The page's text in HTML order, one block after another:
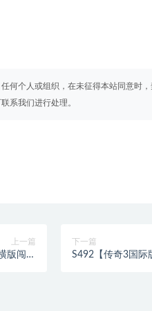
何个人或组织，在未征得本站同意时
系我们进行处理。
上一篇
版闯关
下一篇
S492【传奇3国际